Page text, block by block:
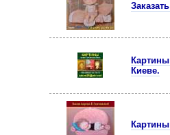
Киеве.